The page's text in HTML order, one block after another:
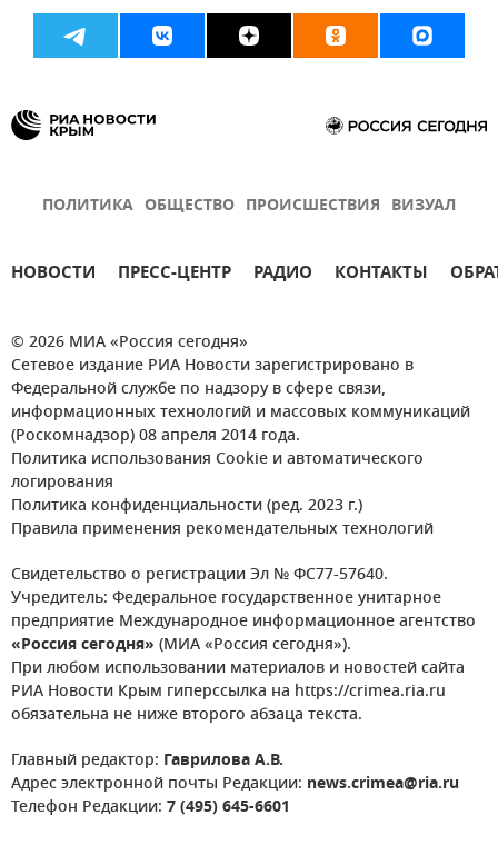
ПОЛИТИКА ОБЩЕСТВО ПРОИСШЕСТВИЯ ВИЗУАЛ
НОВОСТИ ПРЕСС-ЦЕНТР РАДИО КОНТАКТЫ
© 2026 МИА «Россия сегодня»
Сетевое издание РИА Новости зарегистрировано в
Федеральной службе по надзору в сфере связи,
информационных технологий и массовых коммуникаций
(Роскомнадзор) 08 апреля 2014 года.
Политика использования Cookie и автоматического
логирования
Политика конфиденциальности (ред. 2023 г.)
Правила применения рекомендательных технологий
Свидетельство о регистрации Эл № ФС77-57640.
Учредитель: Федеральное государственное унитарное
предприятие Международное информационное агентство
«Россия сегодня» (МИА «Россия сегодня»).
При любом использовании материалов и новостей сайта
РИА Новости Крым гиперссылка на https://crimea.ria.ru
обязательна не ниже второго абзаца текста.
Главный редактор: Гаврилова А.В.
Адрес электронной почты Редакции: news.crimea@ria.ru
Телефон Редакции: 7 (495) 645-6601